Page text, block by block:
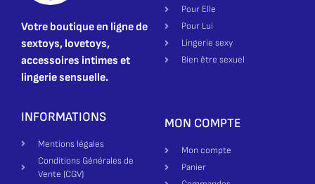
Votre boutique en ligne de
sextoys, lovetoys,
accessoires intimes et
lingerie sensuelle.
Pour Elle
Pour Lui
Lingerie sexy
Bien être sexuel
INFORMATIONS
Mentions légales
Conditions Générales de
Vente (CGV)
MON COMPTE
Mon compte
Panier